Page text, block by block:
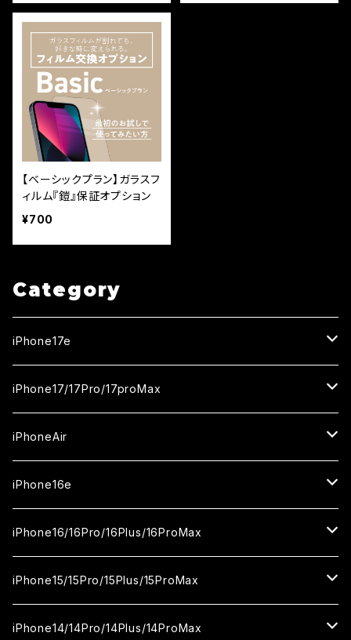
【ベーシックプラン】ガラスフ
ィルム『鎧』保証オプション
¥700
Category
iPhone17e
ガラスフィルム
セラミックフィルム
カメラ用フィルム
iPhone17/17Pro/17proMax
iPhone17
ガラスフィルム
セラミックフィルム
iPhone17Pro
ガラスフィルム
セラミックフィルム
iPhone17proMax
ガラスフィルム
セラミックフィルム
iPhoneAir
ガラスフィルム
セラミックフィルム
カメラ用フィルム
iPhone16e
ガラスフィルム
セラミックフィルム
カメラ用フィルム
iPhone16/16Pro/16Plus/16ProMax
iPhone16
ガラスフィルム
iPhone16Pro
iPhone15/15Pro/15Plus/15ProMax
iPhone15
iPhone14/14Pro/14Plus/14ProMax